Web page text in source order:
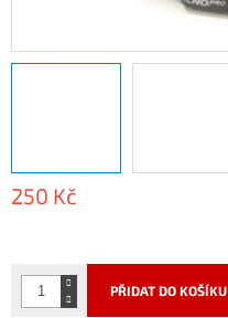
250 Kč
PŘIDAT DO KOŠÍKU